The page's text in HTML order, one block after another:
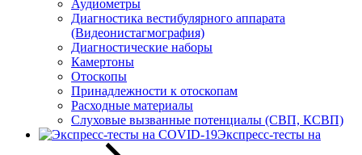
Аудиометры
Диагностика вестибулярного аппарата
(Видеонистагмография)
Диагностические наборы
Камертоны
Отоскопы
Принадлежности к отоскопам
Расходные материалы
Слуховые вызванные потенциалы (СВП, КСВП)
Экспресс-тесты на